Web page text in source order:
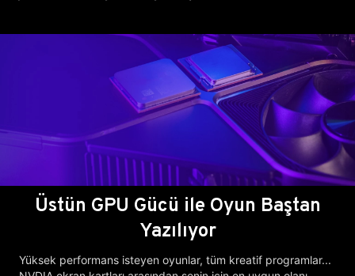
Üstün GPU Gücü ile Oyun Baştan
Yazılıyor
Yüksek performans isteyen oyunlar, tüm kreatif programlar...